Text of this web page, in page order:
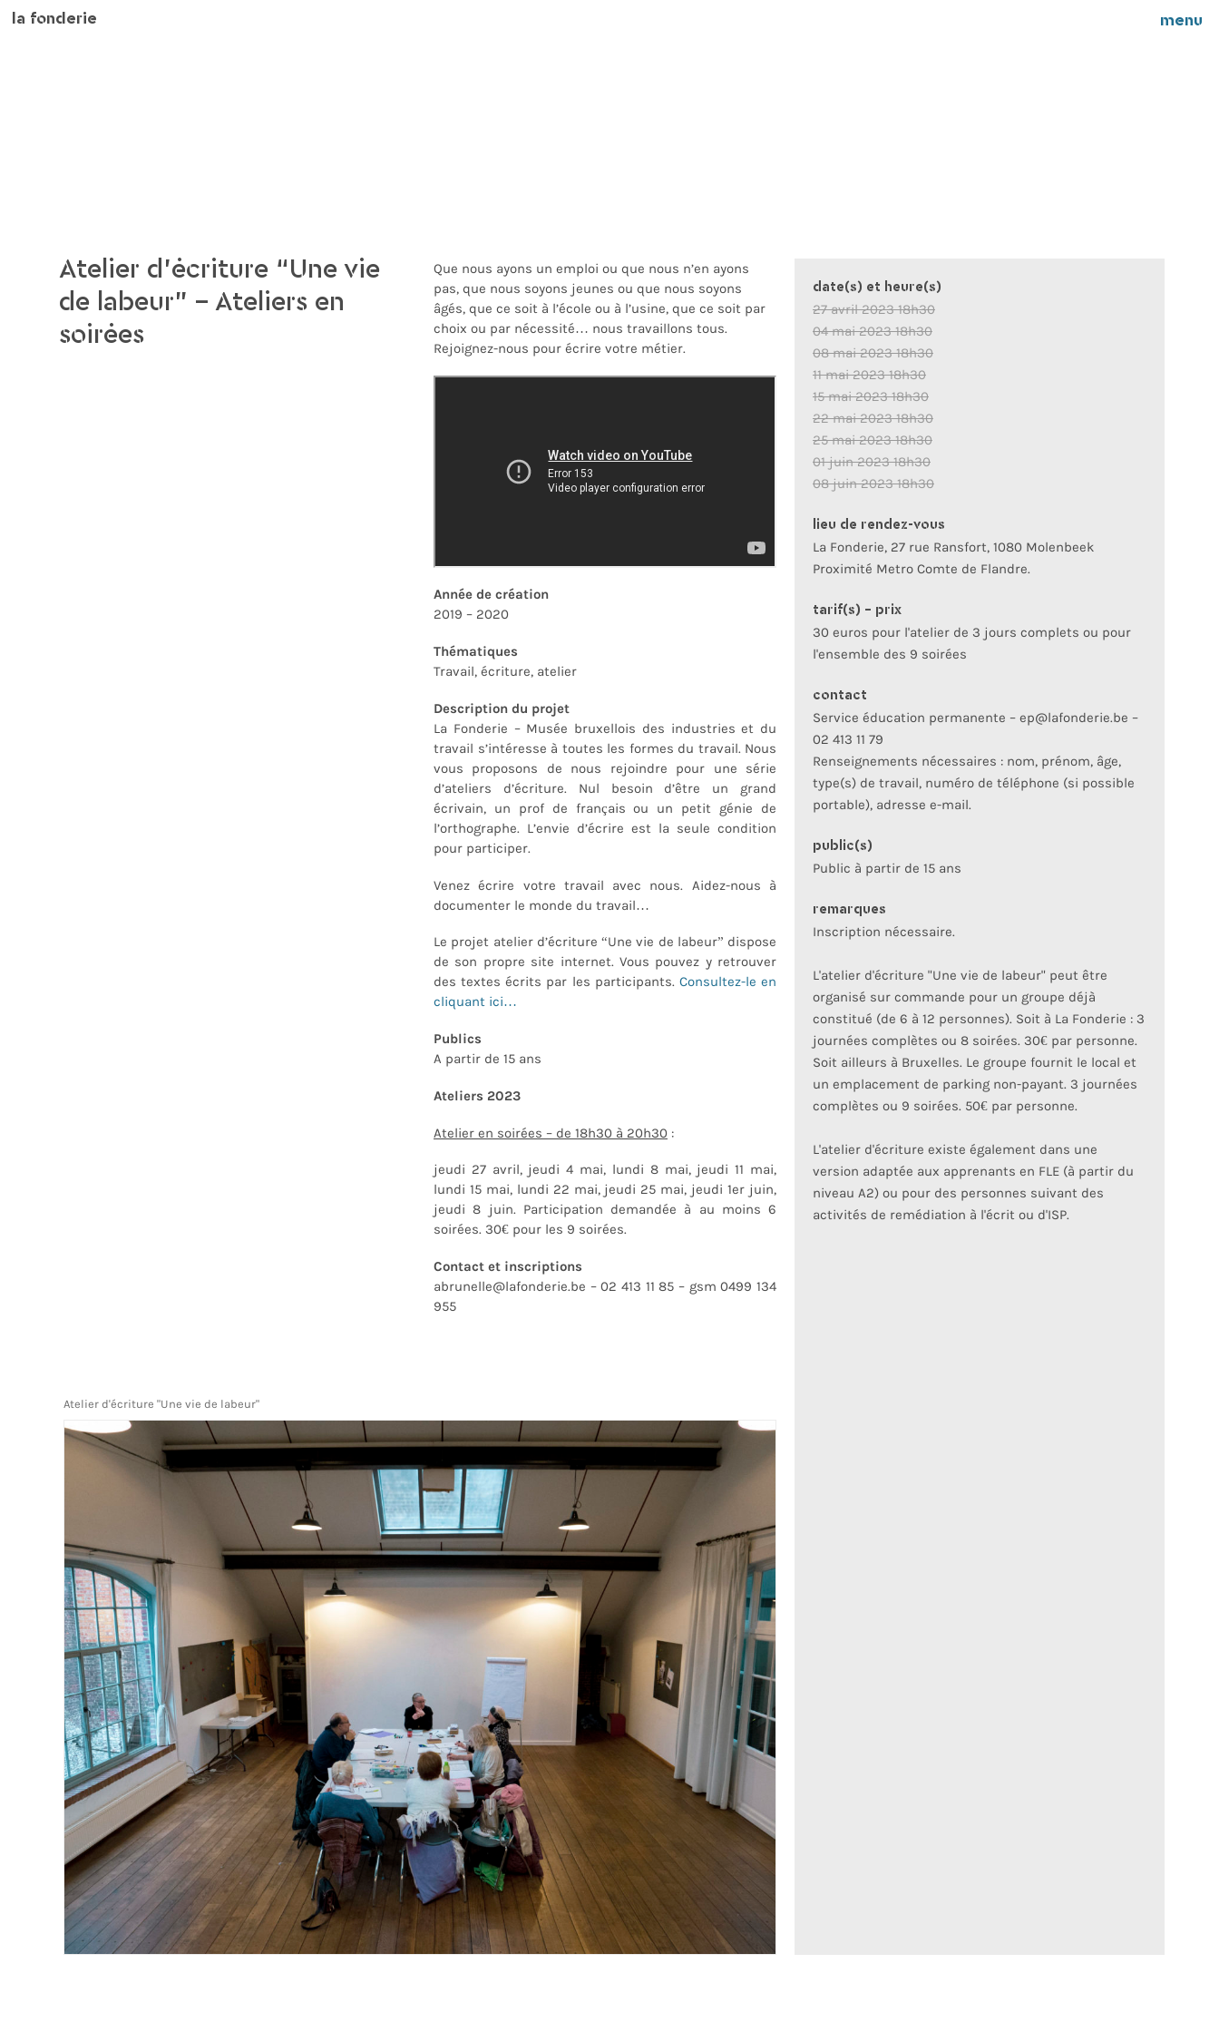
la fonderie menu
Atelier d’écriture “Une vie
de labeur” – Ateliers en
soirées
Que nous ayons un emploi ou que nous n’en ayons
pas, que nous soyons jeunes ou que nous soyons
âgés, que ce soit à l’école ou à l’usine, que ce soit par
choix ou par nécessité… nous travaillons tous.
Rejoignez-nous pour écrire votre métier.
Année de création
2019 – 2020
Thématiques
Travail, écriture, atelier
Description du projet
La Fonderie – Musée bruxellois des industries et du
travail s’intéresse à toutes les formes du travail. Nous
vous proposons de nous rejoindre pour une série
d’ateliers d’écriture. Nul besoin d’être un grand
écrivain, un prof de français ou un petit génie de
l’orthographe. L’envie d’écrire est la seule condition
pour participer.
Venez écrire votre travail avec nous. Aidez-nous à
documenter le monde du travail…
Le projet atelier d’écriture “Une vie de labeur” dispose
de son propre site internet. Vous pouvez y retrouver
des textes écrits par les participants. Consultez-le en
cliquant ici…
Publics
A partir de 15 ans
Ateliers 2023
Atelier en soirées – de 18h30 à 20h30 :
jeudi 27 avril, jeudi 4 mai, lundi 8 mai, jeudi 11 mai,
lundi 15 mai, lundi 22 mai, jeudi 25 mai, jeudi 1er juin,
jeudi 8 juin. Participation demandée à au moins 6
soirées. 30€ pour les 9 soirées.
Contact et inscriptions
abrunelle@lafonderie.be – 02 413 11 85 – gsm 0499 134
955
Atelier d'écriture "Une vie de labeur"
date(s) et heure(s)
27 avril 2023 18h30
04 mai 2023 18h30
08 mai 2023 18h30
11 mai 2023 18h30
15 mai 2023 18h30
22 mai 2023 18h30
25 mai 2023 18h30
01 juin 2023 18h30
08 juin 2023 18h30
lieu de rendez-vous
La Fonderie, 27 rue Ransfort, 1080 Molenbeek
Proximité Metro Comte de Flandre.
tarif(s) - prix
30 euros pour l'atelier de 3 jours complets ou pour
l'ensemble des 9 soirées
contact
Service éducation permanente – ep@lafonderie.be –
02 413 11 79
Renseignements nécessaires : nom, prénom, âge,
type(s) de travail, numéro de téléphone (si possible
portable), adresse e-mail.
public(s)
Public à partir de 15 ans
remarques
Inscription nécessaire.
L'atelier d'écriture "Une vie de labeur" peut être
organisé sur commande pour un groupe déjà
constitué (de 6 à 12 personnes). Soit à La Fonderie : 3
journées complètes ou 8 soirées. 30€ par personne.
Soit ailleurs à Bruxelles. Le groupe fournit le local et
un emplacement de parking non-payant. 3 journées
complètes ou 9 soirées. 50€ par personne.
L'atelier d'écriture existe également dans une
version adaptée aux apprenants en FLE (à partir du
niveau A2) ou pour des personnes suivant des
activités de remédiation à l'écrit ou d'ISP.